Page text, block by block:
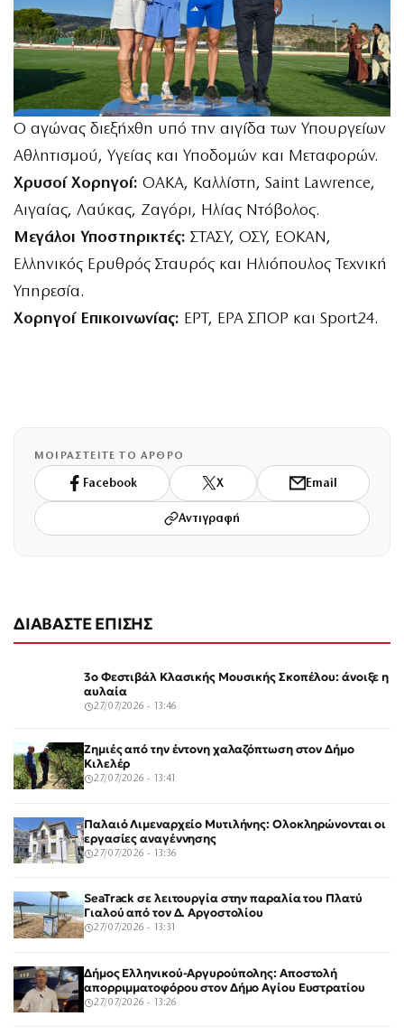
Ο αγώνας διεξήχθη υπό την αιγίδα των Υπουργείων
Αθλητισμού, Υγείας και Υποδομών και Μεταφορών.
Χρυσοί Χορηγοί: OAKA, Καλλίστη, Saint Lawrence,
Αιγαίας, Λαύκας, Ζαγόρι, Ηλίας Ντόβολος.
Μεγάλοι Υποστηρικτές: ΣΤΑΣΥ, ΟΣΥ, ΕΟΚΑΝ,
Ελληνικός Ερυθρός Σταυρός και Ηλιόπουλος Τεχνική
Υπηρεσία.
Χορηγοί Επικοινωνίας: ΕΡΤ, ΕΡΑ ΣΠΟΡ και Sport24.
ΜΟΙΡΑΣΤΕΙΤΕ ΤΟ ΑΡΘΡΟ
Facebook X Email
Αντιγραφή
ΔΙΑΒΑΣΤΕ ΕΠΙΣΗΣ
3ο Φεστιβάλ Κλασικής Μουσικής Σκοπέλου: άνοιξε η
αυλαία
27/07/2026 - 13:46
Ζημιές από την έντονη χαλαζόπτωση στον Δήμο
Κιλελέρ
27/07/2026 - 13:41
Παλαιό Λιμεναρχείο Μυτιλήνης: Ολοκληρώνονται οι
εργασίες αναγέννησης
27/07/2026 - 13:36
SeaTrack σε λειτουργία στην παραλία του Πλατύ
Γιαλού από τον Δ. Αργοστολίου
27/07/2026 - 13:31
Δήμος Ελληνικού-Αργυρούπολης: Αποστολή
απορριμματοφόρου στον Δήμο Αγίου Ευστρατίου
27/07/2026 - 13:26